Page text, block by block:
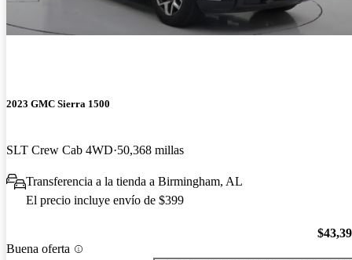
2023 GMC Sierra 1500
SLT Crew Cab 4WD 50,368 millas
Transferencia a la tienda a Birmingham, AL
El precio incluye envío de $399
Buena oferta